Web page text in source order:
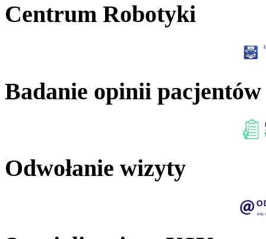
Centrum Robotyki
Badanie opinii pacjentów
Odwołanie wizyty